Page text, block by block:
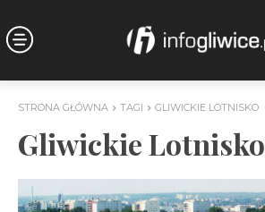
STRONA GŁÓWNA TAGI GLIWICKIE LOTNISKO
Gliwickie Lotnisko